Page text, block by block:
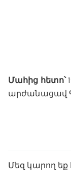
Մահից հետո՝
արժանացավ
Մեզ կարող